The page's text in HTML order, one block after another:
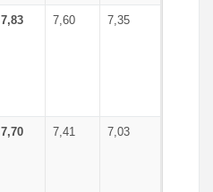
7,83 7,60 7,35
7,70 7,41 7,03